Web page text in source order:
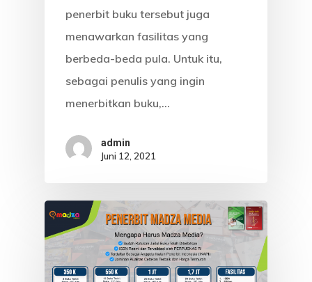
penerbit buku tersebut juga
menawarkan fasilitas yang
berbeda-beda pula. Untuk itu,
sebagai penulis yang ingin
menerbitkan buku,…
admin
Juni 12, 2021
PROFILE
KABAR
CARA ORDER